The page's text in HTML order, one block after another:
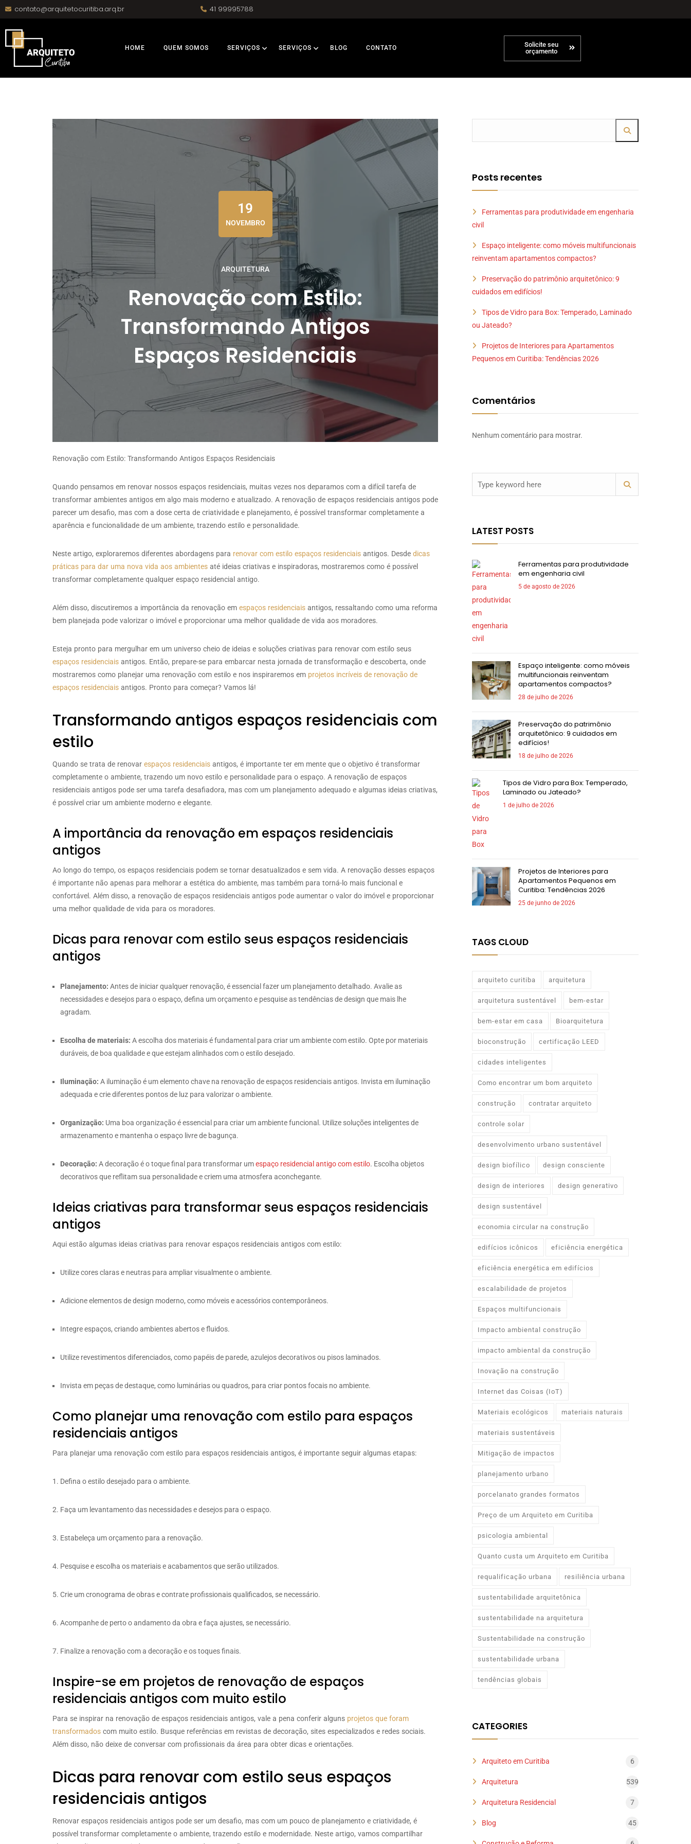
contato@arquitetocuritiba.arq.br 41 99995788
HOME QUEM SOMOS SERVIÇOS SERVIÇOS BLOG CONTATO
Solicite seu
orçamento
19
NOVEMBRO
ARQUITETURA
Renovação com Estilo:
Transformando Antigos
Espaços Residenciais
Renovação com Estilo: Transformando Antigos Espaços Residenciais
Quando pensamos em renovar nossos espaços residenciais, muitas vezes nos deparamos com a difícil tarefa de
transformar ambientes antigos em algo mais moderno e atualizado. A renovação de espaços residenciais antigos pode
parecer um desafio, mas com a dose certa de criatividade e planejamento, é possível transformar completamente a
aparência e funcionalidade de um ambiente, trazendo estilo e personalidade.
Neste artigo, exploraremos diferentes abordagens para renovar com estilo espaços residenciais antigos. Desde dicas
práticas para dar uma nova vida aos ambientes até ideias criativas e inspiradoras, mostraremos como é possível
transformar completamente qualquer espaço residencial antigo.
Além disso, discutiremos a importância da renovação em espaços residenciais antigos, ressaltando como uma reforma
bem planejada pode valorizar o imóvel e proporcionar uma melhor qualidade de vida aos moradores.
Esteja pronto para mergulhar em um universo cheio de ideias e soluções criativas para renovar com estilo seus
espaços residenciais antigos. Então, prepare-se para embarcar nesta jornada de transformação e descoberta, onde
mostraremos como planejar uma renovação com estilo e nos inspiraremos em projetos incríveis de renovação de
espaços residenciais antigos. Pronto para começar? Vamos lá!
Transformando antigos espaços residenciais com
estilo
Quando se trata de renovar espaços residenciais antigos, é importante ter em mente que o objetivo é transformar
completamente o ambiente, trazendo um novo estilo e personalidade para o espaço. A renovação de espaços
residenciais antigos pode ser uma tarefa desafiadora, mas com um planejamento adequado e algumas ideias criativas,
é possível criar um ambiente moderno e elegante.
A importância da renovação em espaços residenciais
antigos
Ao longo do tempo, os espaços residenciais podem se tornar desatualizados e sem vida. A renovação desses espaços
é importante não apenas para melhorar a estética do ambiente, mas também para torná-lo mais funcional e
confortável. Além disso, a renovação de espaços residenciais antigos pode aumentar o valor do imóvel e proporcionar
uma melhor qualidade de vida para os moradores.
Dicas para renovar com estilo seus espaços residenciais
antigos
Planejamento: Antes de iniciar qualquer renovação, é essencial fazer um planejamento detalhado. Avalie as
necessidades e desejos para o espaço, defina um orçamento e pesquise as tendências de design que mais lhe
agradam.
Escolha de materiais: A escolha dos materiais é fundamental para criar um ambiente com estilo. Opte por materiais
duráveis, de boa qualidade e que estejam alinhados com o estilo desejado.
Iluminação: A iluminação é um elemento chave na renovação de espaços residenciais antigos. Invista em iluminação
adequada e crie diferentes pontos de luz para valorizar o ambiente.
Organização: Uma boa organização é essencial para criar um ambiente funcional. Utilize soluções inteligentes de
armazenamento e mantenha o espaço livre de bagunça.
Decoração: A decoração é o toque final para transformar umespaço residencial antigo com estilo. Escolha objetos
decorativos que reflitam sua personalidade e criem uma atmosfera aconchegante.
Ideias criativas para transformar seus espaços residenciais
antigos
Aqui estão algumas ideias criativas para renovar espaços residenciais antigos com estilo:
Utilize cores claras e neutras para ampliar visualmente o ambiente.
Adicione elementos de design moderno, como móveis e acessórios contemporâneos.
Integre espaços, criando ambientes abertos e fluidos.
Utilize revestimentos diferenciados, como papéis de parede, azulejos decorativos ou pisos laminados.
Invista em peças de destaque, como luminárias ou quadros, para criar pontos focais no ambiente.
Como planejar uma renovação com estilo para espaços
residenciais antigos
Para planejar uma renovação com estilo para espaços residenciais antigos, é importante seguir algumas etapas:
Defina o estilo desejado para o ambiente.
Faça um levantamento das necessidades e desejos para o espaço.
Estabeleça um orçamento para a renovação.
Pesquise e escolha os materiais e acabamentos que serão utilizados.
Crie um cronograma de obras e contrate profissionais qualificados, se necessário.
Acompanhe de perto o andamento da obra e faça ajustes, se necessário.
Finalize a renovação com a decoração e os toques finais.
Inspire-se em projetos de renovação de espaços
residenciais antigos com muito estilo
Para se inspirar na renovação de espaços residenciais antigos, vale a pena conferir alguns projetos que foram
transformados com muito estilo. Busque referências em revistas de decoração, sites especializados e redes sociais.
Além disso, não deixe de conversar com profissionais da área para obter dicas e orientações.
Dicas para renovar com estilo seus espaços
residenciais antigos
Renovar espaços residenciais antigos pode ser um desafio, mas com um pouco de planejamento e criatividade, é
possível transformar completamente o ambiente, trazendo estilo e modernidade. Neste artigo, vamos compartilhar
Posts recentes
Ferramentas para produtividade em engenharia
civil
Espaço inteligente: como móveis multifuncionais
reinventam apartamentos compactos?
Preservação do patrimônio arquitetônico: 9
cuidados em edifícios!
Tipos de Vidro para Box: Temperado, Laminado
ou Jateado?
Projetos de Interiores para Apartamentos
Pequenos em Curitiba: Tendências 2026
Comentários
Nenhum comentário para mostrar.
LATEST POSTS
Ferramentas para produtividade
em engenharia civil
5 de agosto de 2026
Espaço inteligente: como móveis
multifuncionais reinventam
apartamentos compactos?
28 de julho de 2026
Preservação do patrimônio
arquitetônico: 9 cuidados em
edifícios!
18 de julho de 2026
Tipos de Vidro para Box: Temperado,
Laminado ou Jateado?
1 de julho de 2026
Projetos de Interiores para
Apartamentos Pequenos em
Curitiba: Tendências 2026
25 de junho de 2026
TAGS CLOUD
arquiteto curitiba arquitetura
arquitetura sustentável bem-estar
bem-estar em casa Bioarquitetura
bioconstrução certificação LEED
cidades inteligentes
Como encontrar um bom arquiteto
construção contratar arquiteto
controle solar
desenvolvimento urbano sustentável
design biofílico design consciente
design de interiores design generativo
design sustentável
economia circular na construção
edifícios icônicos eficiência energética
eficiência energética em edifícios
escalabilidade de projetos
Espaços multifuncionais
Impacto ambiental construção
impacto ambiental da construção
Inovação na construção
Internet das Coisas (IoT)
Materiais ecológicos materiais naturais
materiais sustentáveis
Mitigação de impactos
planejamento urbano
porcelanato grandes formatos
Preço de um Arquiteto em Curitiba
psicologia ambiental
Quanto custa um Arquiteto em Curitiba
requalificação urbana resiliência urbana
sustentabilidade arquitetônica
sustentabilidade na arquitetura
Sustentabilidade na construção
sustentabilidade urbana
tendências globais
CATEGORIES
Arquiteto em Curitiba 6
Arquitetura 539
Arquitetura Residencial 7
Blog 45